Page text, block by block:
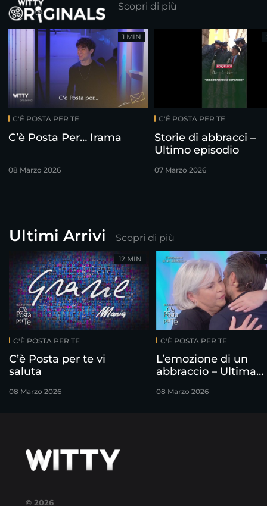
Scopri di più
C'È POSTA PER TE
C’è Posta Per… Irama
08 Marzo 2026
1 MIN
C'È POSTA PER TE
Storie di abbracci –
Ultimo episodio
07 Marzo 2026
Ultimi Arrivi Scopri di più
C'È POSTA PER TE
C’è Posta per te vi
saluta
08 Marzo 2026
12 MIN
C'È POSTA PER TE
L’emozione di un
abbraccio – Ultima
08 Marzo 2026
© 2026